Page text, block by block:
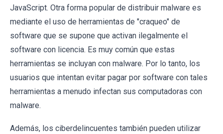
JavaScript. Otra forma popular de distribuir malware es
mediante el uso de herramientas de "craqueo" de
software que se supone que activan ilegalmente el
software con licencia. Es muy común que estas
herramientas se incluyan con malware. Por lo tanto, los
usuarios que intentan evitar pagar por software con tales
herramientas a menudo infectan sus computadoras con
malware.
Además, los ciberdelincuentes también pueden utilizar